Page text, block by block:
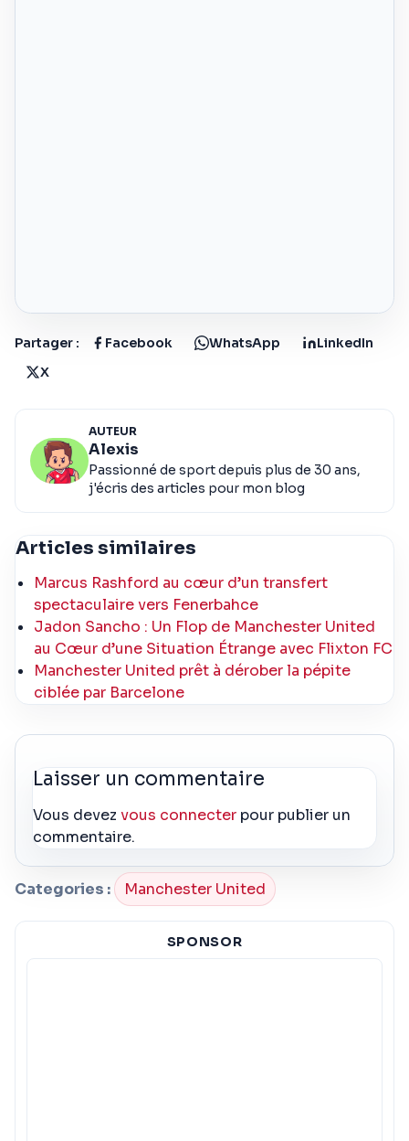
Partager : Facebook WhatsApp
LinkedIn
X
AUTEUR
Alexis
Passionné de sport depuis plus de 30 ans,
j'écris des articles pour mon blog
Articles similaires
Marcus Rashford au cœur d’un transfert
spectaculaire vers Fenerbahce
Jadon Sancho : Un Flop de Manchester United
au Cœur d’une Situation Étrange avec Flixton FC
Manchester United prêt à dérober la pépite
ciblée par Barcelone
Laisser un commentaire
Vous devezvous connecter pour publier un
commentaire.
Categories : Manchester United
SPONSOR